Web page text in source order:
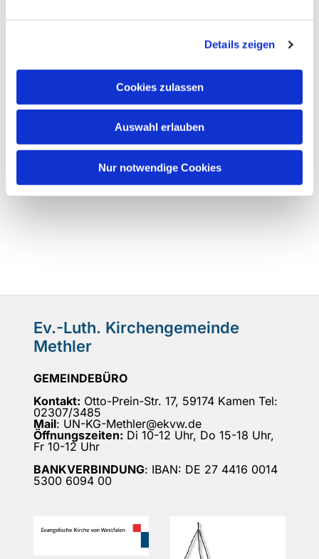
Details zeigen
Cookies zulassen
Auswahl erlauben
Nur notwendige Cookies
Ev.-Luth. Kirchengemeinde
Methler
GEMEINDEBÜRO
Kontakt: Otto-Prein-Str. 17, 59174 Kamen Tel:
02307/3485
Mail: UN-KG-Methler@ekvw.de
Öffnungszeiten: Di 10-12 Uhr, Do 15-18 Uhr,
Fr 10-12 Uhr
BANKVERBINDUNG: IBAN: DE 27 4416 0014
5300 6094 00